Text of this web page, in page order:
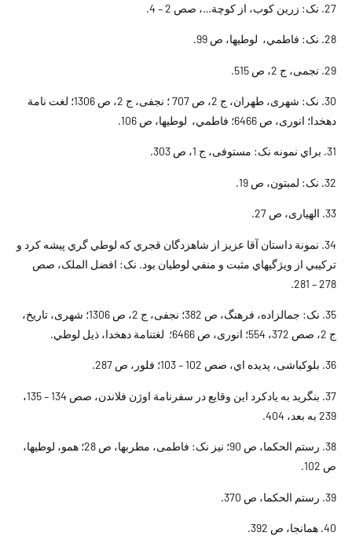
27. نک: زرين کوب، از کوچة…، صص 2 – 4.
28. نک: فاطمي، لوطيها، ص 99.
29. نجمى، ج 2، ص 515.
30. نک: شهرى، طهران، ج 2، ص 707 ؛ نجفى، ج 2، ص 1306؛ لغت نامة
دهخدا؛ انورى، ص 6466؛ فاطمي، لوطيها، ص 106.
31. براي نمونه نک: مستوفى، ج 1، ص 303.
32. نک: لمبتون، ص 19.
33. الهيارى، ص 27.
34. نمونة داستان آقا عزيز از شاهزدگان قجري که لوطي گري پيشه کرد و
ترکيبي از ويژگيهاي مثبت و منفي لوطيان بود. نک: افضل الملک، صص
278 – 281.
35. نک: جمال‏زاده، فرهنگ، ص 382؛ نجفى، ج 2، ص 1306؛ شهرى، تاريخ،
ج 2، صص 372، 554؛ انورى، ص 6466؛ لغتنامة دهخدا، ذيل لوطي.
36. بلوكباشى، پديده اي، صص 102 – 103؛ فلور، ص 287.
37. بنگريد به يادکرد اين وقايع در سفرنامة اوژن فلاندن، صص 134 – 135،
239 به بعد، 404.
38. رستم الحكما، ص 90؛ نيز نک: فاطمى، مطربها، ص 28؛ همو، لوطيها،
ص 102.
39. رستم الحكما، ص 370.
40. همانجا، ص 392.